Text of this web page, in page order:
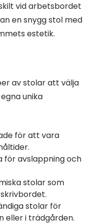
vid arbetsbordet
en snygg stol med
estetik.
av stolar att välja
unika
för att vara
för avslappning och
stolar som
stolar för
eller i trädgården.